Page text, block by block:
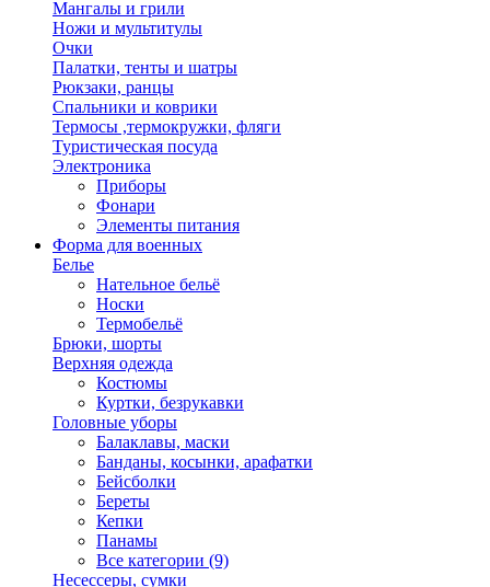
Мангалы и грили
Ножи и мультитулы
Очки
Палатки, тенты и шатры
Рюкзаки, ранцы
Спальники и коврики
Термосы ,термокружки, фляги
Туристическая посуда
Электроника
Приборы
Фонари
Элементы питания
Форма для военных
Белье
Нательное бельё
Носки
Термобельё
Брюки, шорты
Верхняя одежда
Костюмы
Куртки, безрукавки
Головные уборы
Балаклавы, маски
Банданы, косынки, арафатки
Бейсболки
Береты
Кепки
Панамы
Все категории (9)
Несессеры, сумки